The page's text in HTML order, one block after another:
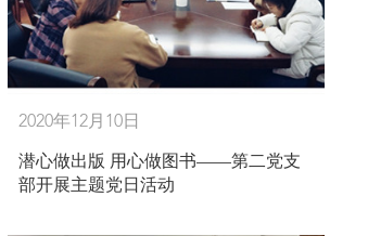
2020年12月10日
潜心做出版 用心做图书——第二党支
部开展主题党日活动